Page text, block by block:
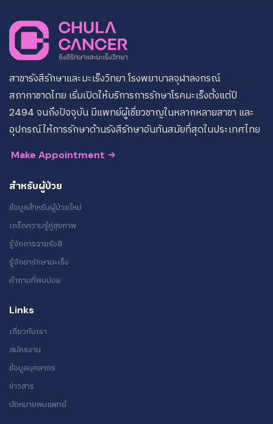
สาขารังสีรักษาและมะเร็งวิทยา โรงพยาบาลจุฬาลงกรณ์
สภากาชาดไทย เริ่มเปิดให้บริการการรักษาโรคมะเร็งตั้งแต่ปี
2494 จนถึงปัจจุบัน มีแพทย์ผู้เชี่ยวชาญในหลากหลายสาขา และ
อุปกรณ์ให้การรักษาด้านรังสีรักษาอันทันสมัยที่สุดในประเทศไทย
Make Appointment
สำหรับผู้ป่วย
ข้อมูลสำหรับผู้ป่วยใหม่
เกร็ดความรู้คู่สุขภาพ
รู้จักการฉายรังสี
รู้จักยารักษามะเร็ง
คำถามที่พบบ่อย
Links
เกี่ยวกับเรา
สมัครงาน
ข้อมูลบุคลากร
ข่าวสาร
นัดหมายพบแพทย์